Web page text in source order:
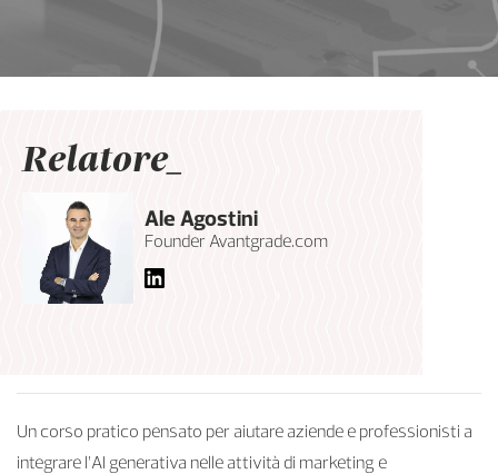
Relatore_
Ale Agostini
Founder Avantgrade.com
Un corso pratico pensato per aiutare aziende e professionisti a
integrare l’AI generativa nelle attività di marketing e